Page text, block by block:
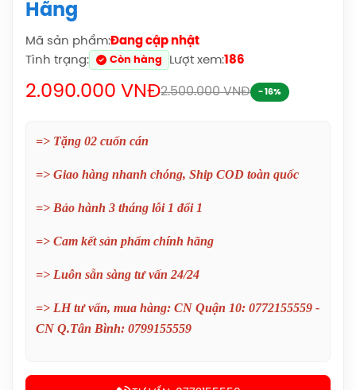
Hãng
Mã sản phẩm:Đang cập nhật
Tình trạng:
Còn hàng Lượt xem:186
2.090.000 VNĐ2.500.000 VNĐ - 16%
=> Tặng 02 cuốn cán
=> Giao hàng nhanh chóng, Ship COD toàn quốc
=> Bảo hành 3 tháng lỗi 1 đổi 1
=> Cam kết sản phẩm chính hãng
=> Luôn sẵn sàng tư vấn 24/24
=> LH tư vấn, mua hàng: CN Quận 10: 0772155559 -
CN Q.Tân Bình: 0799155559
(Black/Blue) Chính Hãng
Balo Cầu Lông Yonex Q014-324-2012
Chính Hãng